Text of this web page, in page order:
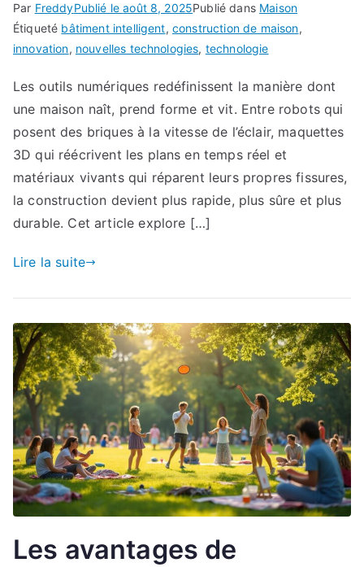
Par FreddyPublié leaoût 8, 2025Publié dans Maison
Étiqueté bâtiment intelligent, construction de maison,
innovation, nouvelles technologies, technologie
Les outils numériques redéfinissent la manière dont
une maison naît, prend forme et vit. Entre robots qui
posent des briques à la vitesse de l’éclair, maquettes
3D qui réécrivent les plans en temps réel et
matériaux vivants qui réparent leurs propres fissures,
la construction devient plus rapide, plus sûre et plus
durable. Cet article explore […]
Lire la suite
Les avantages de